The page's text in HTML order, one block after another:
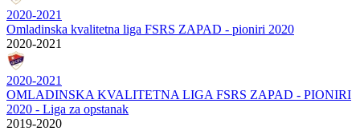
2020-2021
Omladinska kvalitetna liga FSRS ZAPAD - pioniri 2020
2020-2021
2020-2021
OMLADINSKA KVALITETNA LIGA FSRS ZAPAD - PIONIRI
2020 - Liga za opstanak
2019-2020